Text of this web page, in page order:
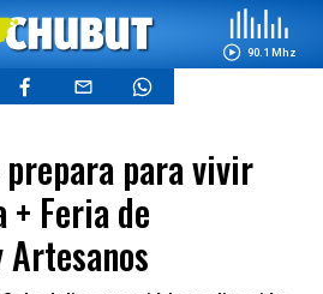
90.1 Mhz
para vivir
+ Feria de